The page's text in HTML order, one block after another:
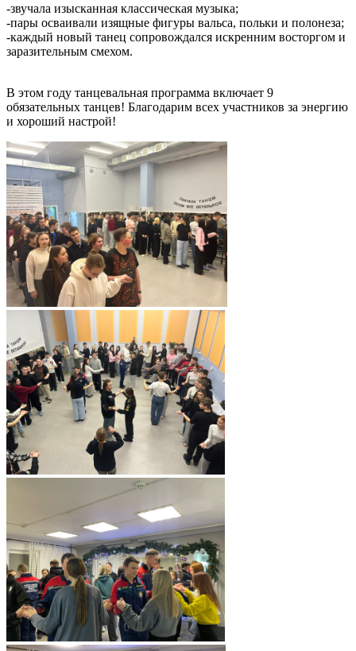
-звучала изысканная классическая музыка;
-пары осваивали изящные фигуры вальса, польки и полонеза;
-каждый новый танец сопровождался искренним восторгом и
заразительным смехом.
В этом году танцевальная программа включает 9
обязательных танцев! Благодарим всех участников за энергию
и хороший настрой!